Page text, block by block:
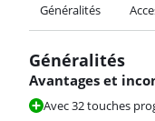
Généralités
Généralités
Avantages et
Avec 32 touches